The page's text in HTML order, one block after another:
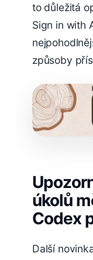
to důležitá
Sign in with
způsoby
úkolů
Codex
Další